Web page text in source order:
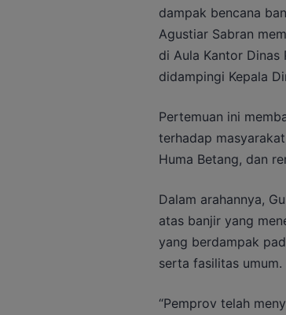
dampak bencana
Agustiar Sabran
di Aula Kantor Dinas
didampingi Kepala
Pertemuan ini
terhadap
Huma Betang, dan
Dalam arahannya,
atas banjir yang
yang berdampak
serta fasilitas umum.
“Pemprov telah